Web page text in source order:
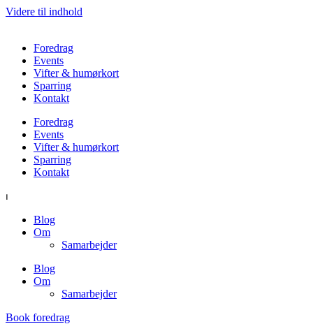
Videre til indhold
Foredrag
Events
Vifter & humørkort
Sparring
Kontakt
Foredrag
Events
Vifter & humørkort
Sparring
Kontakt
⏐
Blog
Om
Samarbejder
Blog
Om
Samarbejder
Book foredrag